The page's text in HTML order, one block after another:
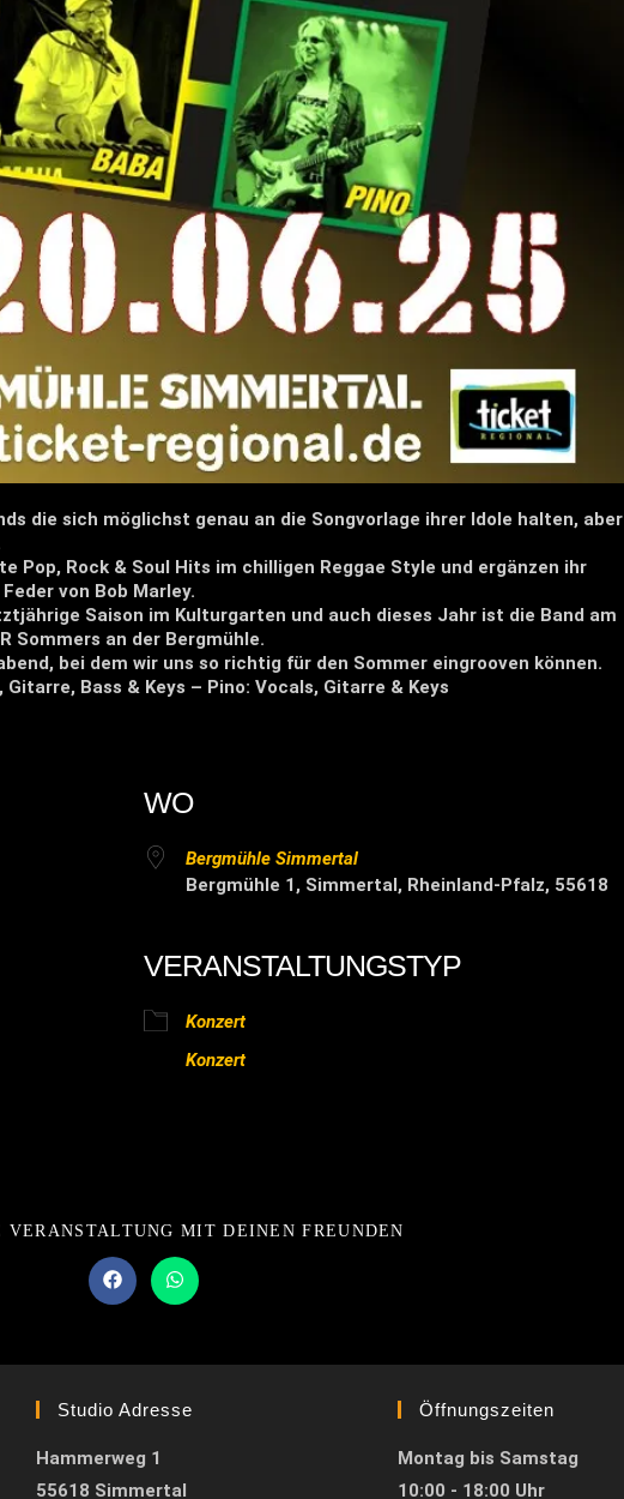
die sich möglichst genau an die Songvorlage ihrer Idole halten, aber
Pop, Rock & Soul Hits im chilligen Reggae Style und ergänzen ihr
von Bob Marley.
Saison im Kulturgarten und auch dieses Jahr ist die Band am
Sommers an der Bergmühle.
bei dem wir uns so richtig für den Sommer eingrooven können.
Bass & Keys – Pino: Vocals, Gitarre & Keys
Google Kalender
WO
Bergmühle Simmertal
Bergmühle 1, Simmertal, Rheinland-Pfalz, 55618
VERANSTALTUNGSTYP
Konzert
Konzert
MIT DEINEN FREUNDEN
Öffnet
in
Öffnet
in
Studio Adresse
Hammerweg 1
55618 Simmertal
Öffnungszeiten
Montag bis Samstag
10:00 - 18:00 Uhr